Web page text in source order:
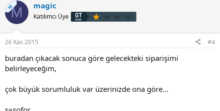
KSM magic
Katılımcı Üye
26 Kas 2015 #4
buradan çıkacak sonuca göre gelecekteki siparişimi
belirleyeceğim,
çok büyük sorumluluk var üzerinizde ona göre...